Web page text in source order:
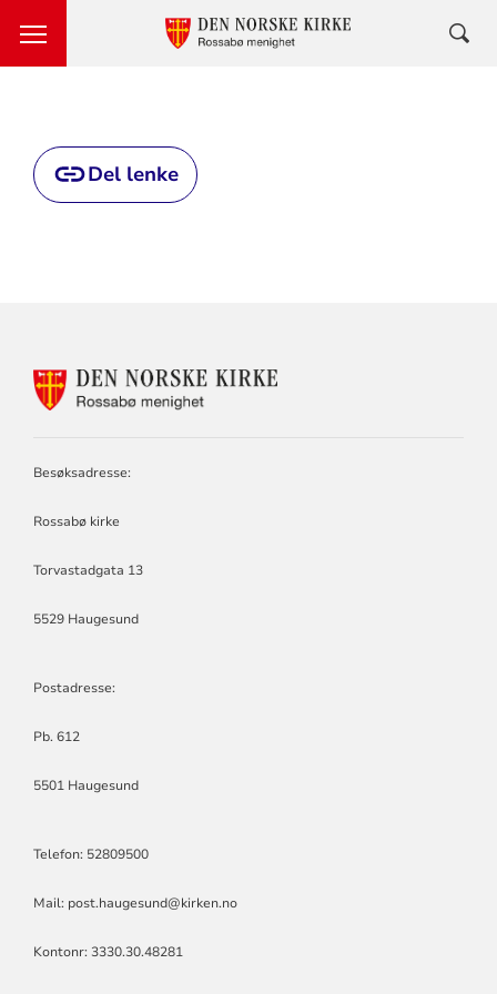
Del lenke
KONTAKTINFORMASJON
Besøksadresse:
Rossabø kirke
Torvastadgata 13
5529 Haugesund
Postadresse:
Pb. 612
5501 Haugesund
Telefon: 52809500
Mail: post.haugesund@kirken.no
Kontonr: 3330.30.48281